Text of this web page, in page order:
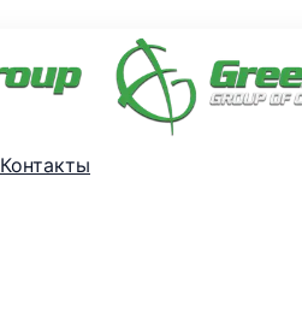
Контакты